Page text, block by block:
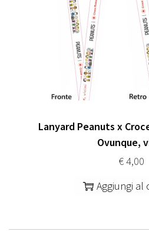
Lanyard Peanuts x
Ovunque,
€4,00
Aggiungi al